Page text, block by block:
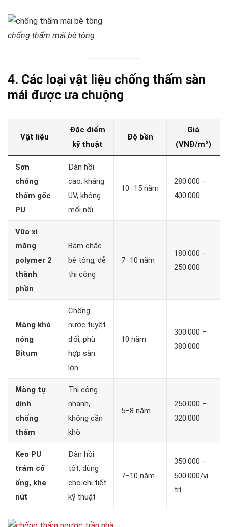
chống thấm mái bê tông
4. Các loại vật liệu chống thấm sàn
mái được ưa chuộng
Vật liệu
Đặc điểm
kỹ thuật
Độ bền
Giá
(VNĐ/m²)
Sơn
chống
thấm gốc
PU
Đàn hồi
cao, kháng
UV, không
mối nối
10–15 năm
280.000 –
400.000
Vữa xi
măng
polymer 2
thành
phần
Bám chắc
bê tông, dễ
thi công
7–10 năm
180.000 –
250.000
Màng khò
nóng
Bitum
Chống
nước tuyệt
đối, phù
hợp sàn
lớn
10 năm
300.000 –
380.000
Màng tự
dính
chống
thấm
Thi công
nhanh,
không cần
khò
5–8 năm
250.000 –
320.000
Keo PU
trám cổ
ống, khe
nứt
Đàn hồi
tốt, dùng
cho chi tiết
kỹ thuật
7–10 năm
350.000 –
500.000/vị
trí